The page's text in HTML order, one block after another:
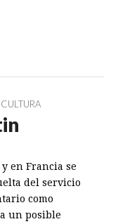
CULTURA
en Francia se
del servicio
como
un posible